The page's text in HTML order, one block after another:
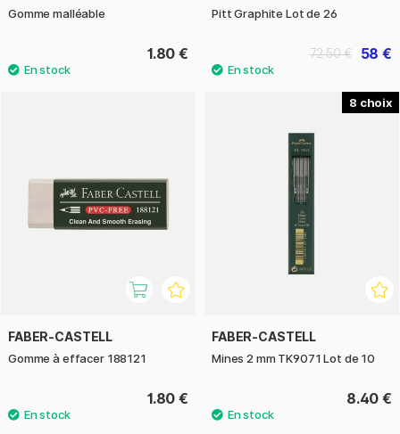
Gomme malléable
1.80 €
Pitt Graphite Lot de 26
58 €
72.50 €
FABER-CASTELL
Gomme à effacer 188121
1.80 €
8
FABER-CASTELL
Mines 2 mm TK9071 Lot de 10
8.40 €